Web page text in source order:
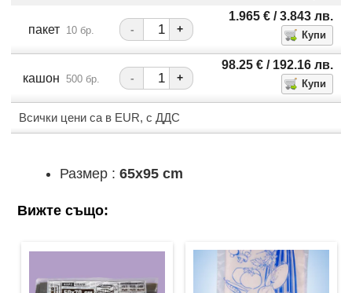
пакет 10 бр. - +
1.965 €/ 3.843 лв.
кашон 500 бр. - +
98.25 €/ 192.16 лв.
Всички цени са в EUR, с ДДС
Размер : 65x95 cm
Вижте също: